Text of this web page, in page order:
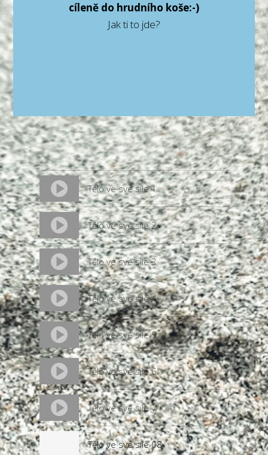
cíleně do hrudního koše:-)
Jak ti to jde?
Tělo ve své síle 1
Tělo ve své síle 2
Tělo ve své síle 3
Tělo ve své síle 4
Tělo ve své síle 5
Tělo ve své síle 6
Tělo ve své síle 7
Tělo ve své síle 08